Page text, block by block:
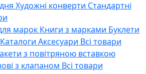
Художні конверти Стандартні
марок Книги з марками Буклети
Каталоги Аксесуари Всі товари
з повітряною вставкою
з клапаном Всі товари